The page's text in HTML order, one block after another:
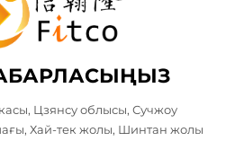
Цзянсу облысы, Сучжоу
Хай-тек жолы, Шинтан жолы